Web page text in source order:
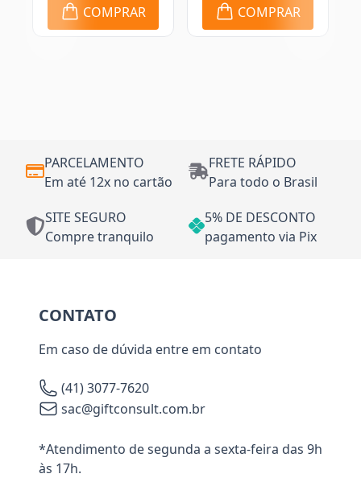
COMPRAR COMPRAR
PARCELAMENTO
Em até 12x no cartão
FRETE RÁPIDO
Para todo o Brasil
SITE SEGURO
Compre tranquilo
5% DE DESCONTO
pagamento via Pix
CONTATO
Em caso de dúvida entre em contato
(41) 3077-7620
sac@giftconsult.com.br
*Atendimento de segunda a sexta-feira das 9h
às 17h.